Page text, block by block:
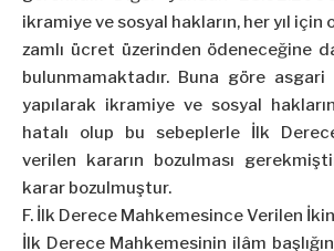
ikramiye ve sosyal hakların, her yıl için
zamlı ücret üzerinden ödeneceğine
bulunmamaktadır. Buna göre
yapılarak ikramiye ve sosyal
hatalı olup bu sebeplerle İlk
verilen kararın bozulması
karar bozulmuştur.
F. İlk Derece Mahkemesince Verilen
İlk Derece Mahkemesinin ilâm